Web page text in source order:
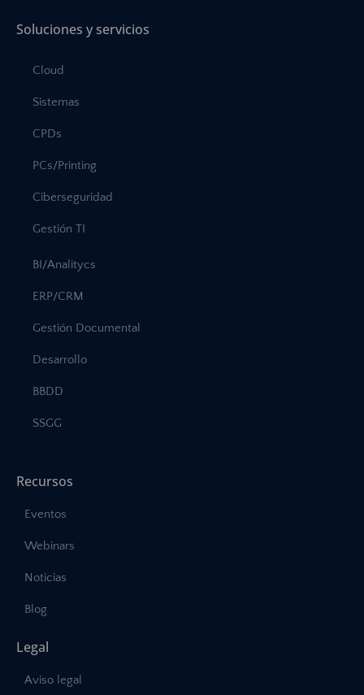
Soluciones y servicios
Cloud
Sistemas
CPDs
PCs/Printing
Ciberseguridad
Gestión TI
BI/Analitycs
ERP/CRM
Gestión Documental
Desarrollo
BBDD
SSGG
Recursos
Eventos
Webinars
Noticias
Blog
Legal
Aviso legal